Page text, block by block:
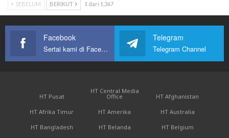
SEBELUM BERIKUT 1 dari 1,367
Facebook
Sertai kami di Facebook
Telegram
Telegram Channel
HT Pusat
HT Central Media
Office
HT Afghanistan
HT Afrika Timur
HT Amerika
HT Australia
HT Bangladesh
HT Belanda
HT Belgium